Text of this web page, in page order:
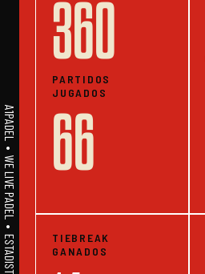
A1PADEL • WE LIVE PADEL • ESTADISTICAS
360
PARTIDOS
JUGADOS
66
TIEBREAK
GANADOS